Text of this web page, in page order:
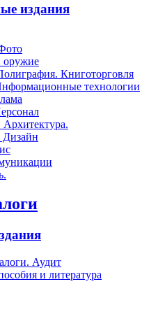
издания
оружие
Книготорговля
технологии
Дизайн
Аудит
и литература